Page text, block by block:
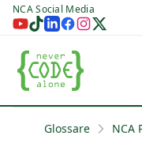
NCA Social Media
Glossare
NCA